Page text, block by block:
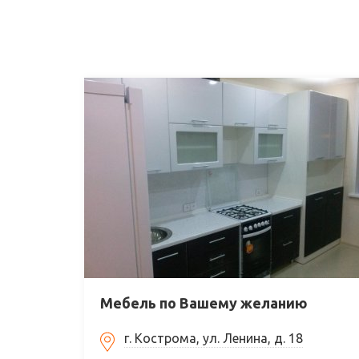
Мебель по Вашему желанию
г. Кострома, ул. Ленина, д. 18